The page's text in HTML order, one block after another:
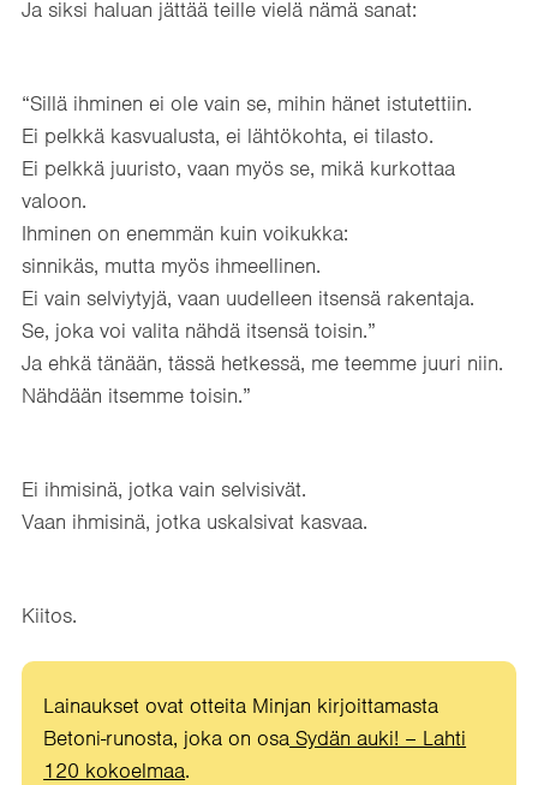
Ja siksi haluan jättää teille vielä nämä sanat:
“Sillä ihminen ei ole vain se, mihin hänet istutettiin.
Ei pelkkä kasvualusta, ei lähtökohta, ei tilasto.
Ei pelkkä juuristo, vaan myös se, mikä kurkottaa
valoon.
Ihminen on enemmän kuin voikukka:
sinnikäs, mutta myös ihmeellinen.
Ei vain selviytyjä, vaan uudelleen itsensä rakentaja.
Se, joka voi valita nähdä itsensä toisin.”
Ja ehkä tänään, tässä hetkessä, me teemme juuri niin.
Nähdään itsemme toisin.”
Ei ihmisinä, jotka vain selvisivät.
Vaan ihmisinä, jotka uskalsivat kasvaa.
Kiitos.
Lainaukset ovat otteita Minjan kirjoittamasta
Betoni-runosta, joka on osa Sydän auki! – Lahti
120 kokoelmaa.